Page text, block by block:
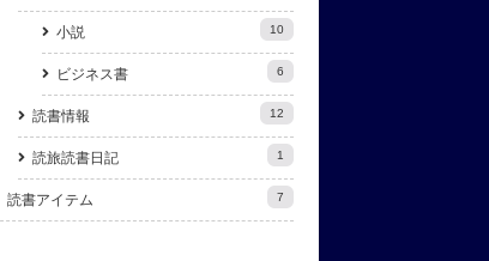
小説 10
ビジネス書 6
読書情報 12
読旅読書日記 1
読書アイテム 7